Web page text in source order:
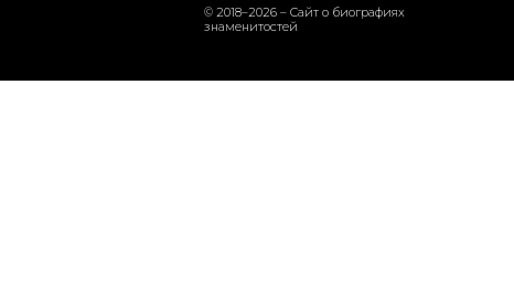
© 2018–2026 – Сайт о биографиях
знаменитостей